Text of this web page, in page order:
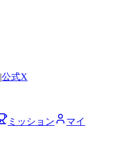
|公式X
ミッション マイ